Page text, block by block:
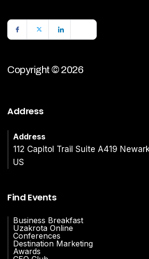
Copyright © 2026
Address
Address
112 Capitol Trail Suite A419
US
Find Events
Business Breakfast
Uzakrota Online
Conferences
Destination Marketing
Awards